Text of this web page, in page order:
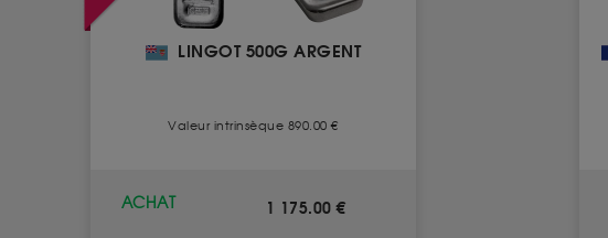
LINGOT 500G ARGENT
Valeur intrinsèque 890.00 €
ACHAT 1 175.00 €